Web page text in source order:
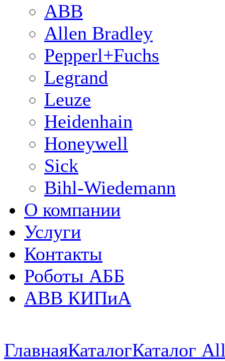
ABB
Allen Bradley
Pepperl+Fuchs
Legrand
Leuze
Heidenhain
Honeywell
Sick
Bihl-Wiedemann
О компании
Услуги
Контакты
Роботы АББ
ABB КИПиА
ГлавнаяКаталогКаталог